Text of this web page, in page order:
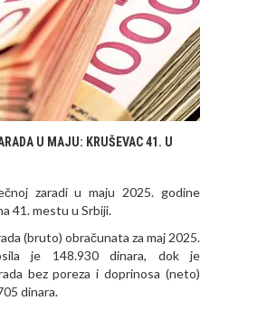
U MAJU: KRUŠEVAC 41. U
zaradi u maju 2025. godine
41. mestu u Srbiji.
(bruto) obračunata za maj 2025.
je 148.930 dinara, dok je
bez poreza i doprinosa (neto)
dinara.